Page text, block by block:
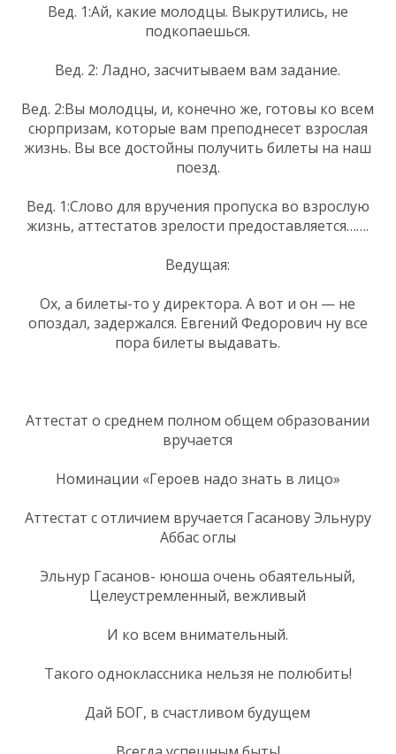
Вед. 1:Ай, какие молодцы. Выкрутились, не
подкопаешься.
Вед. 2: Ладно, засчитываем вам задание.
Вед. 2:Вы молодцы, и, конечно же, готовы ко всем
сюрпризам, которые вам преподнесет взрослая
жизнь. Вы все достойны получить билеты на наш
поезд.
Вед. 1:Слово для вручения пропуска во взрослую
жизнь, аттестатов зрелости предоставляется…….
Ведущая:
Ох, а билеты-то у директора. А вот и он — не
опоздал, задержался. Евгений Федорович ну все
пора билеты выдавать.
Аттестат о среднем полном общем образовании
вручается
Номинации «Героев надо знать в лицо»
Аттестат с отличием вручается Гасанову Эльнуру
Аббас оглы
Эльнур Гасанов- юноша очень обаятельный,
Целеустремленный, вежливый
И ко всем внимательный.
Такого одноклассника нельзя не полюбить!
Дай БОГ, в счастливом будущем